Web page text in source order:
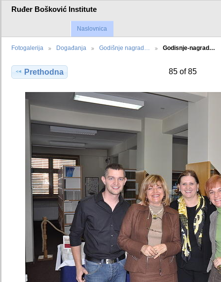
Ruđer Bošković Institute
Naslovnica
Fotogalerija Događanja Godišnje nagrad… Godisnje-nagrad…
Prethodna 85 of 85